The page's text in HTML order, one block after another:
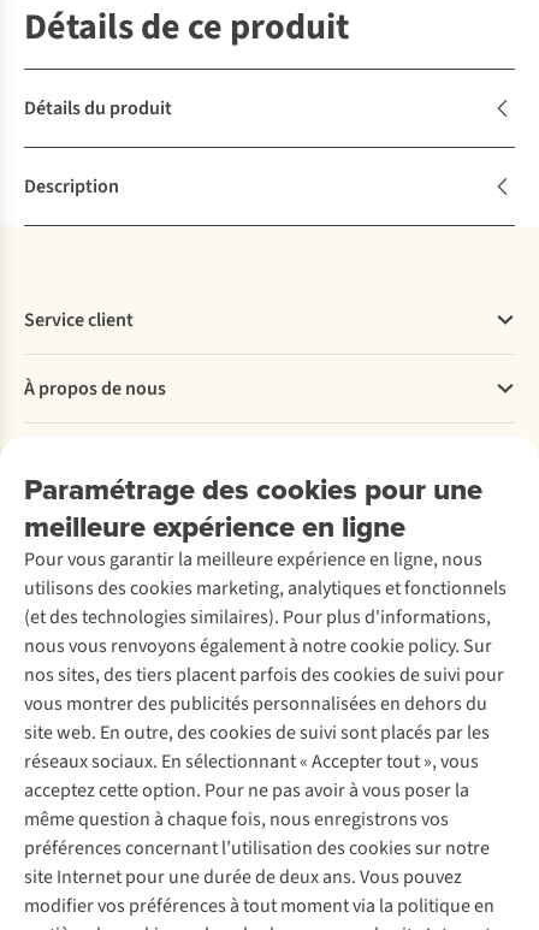
Détails de ce produit
Détails du produit
Description
Paramétrage des cookies pour une
meilleure expérience en ligne
Pour vous garantir la meilleure expérience en ligne, nous
utilisons des cookies marketing, analytiques et fonctionnels
(et des technologies similaires). Pour plus d'informations,
nous vous renvoyons également à notre cookie policy. Sur
nos sites, des tiers placent parfois des cookies de suivi pour
vous montrer des publicités personnalisées en dehors du
site web. En outre, des cookies de suivi sont placés par les
réseaux sociaux. En sélectionnant « Accepter tout », vous
acceptez cette option. Pour ne pas avoir à vous poser la
même question à chaque fois, nous enregistrons vos
préférences concernant l’utilisation des cookies sur notre
site Internet pour une durée de deux ans. Vous pouvez
modifier vos préférences à tout moment via la politique en
Service client
Commander
Payer
Retourner
Rétractation d'une commande
Entretien & réparations
Garantie
Contactez-nous
À propos de nous
Entreprise responsable
À propos d’Ayacucho
Nos magasins
À propos d’A.S.Adventure
Déclaration d'accessibilité
Location / Location sports d’hiver
Seconde-main
Entretien de ski
Service de lavage
Entretien de chaussures
Réparation de chaussures
Réparation de vêtements
Retouches
Pour les entreprises
Découvrez
A.S.Magazine
Explore Camp
Expertise & conseils
Abonnez-vous à la newsletter
Suivez-nous
Mentions légales Politique de confidentialité